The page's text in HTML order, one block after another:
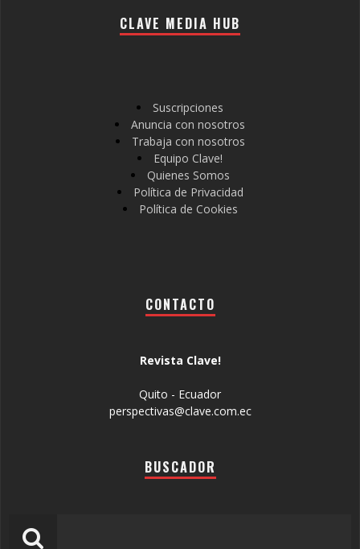
CLAVE MEDIA HUB
Suscripciones
Anuncia con nosotros
Trabaja con nosotros
Equipo Clave!
Quienes Somos
Política de Privacidad
Política de Cookies
CONTACTO
Revista Clave!
Quito - Ecuador
perspectivas@clave.com.ec
BUSCADOR